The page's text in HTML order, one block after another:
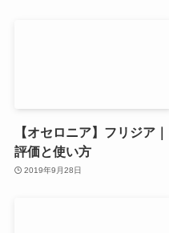
【オセロニア】フリジア｜
評価と使い方
2019年9月28日